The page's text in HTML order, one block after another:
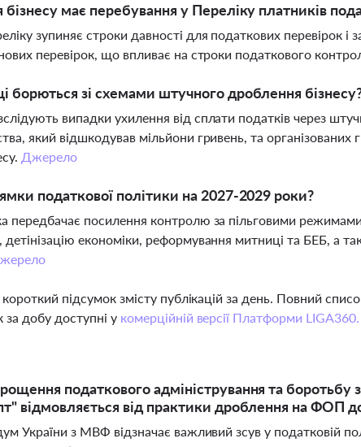
бізнесу має перебування у Переліку платників
зупиняє строки давності для податкових перевірок і
перевірок, що впливає на строки податкового
борються зі схемами штучного дроблення
випадки ухилення від сплати податків через
який відшкодував мільйони гривень, та
Джерело
податкової політики на 2027-2029 роки?
передбачає посилення контролю за пільговими
економіки, реформування митниці та БЕБ, а
підсумок змісту публікацій за день. Повний
добу доступні у комерційній версії Платформи LIGA360.
податкового адміністрування та боротьбу
відмовляється від практики дроблення на ФОП
України з МВФ відзначає важливий зсув у податковій